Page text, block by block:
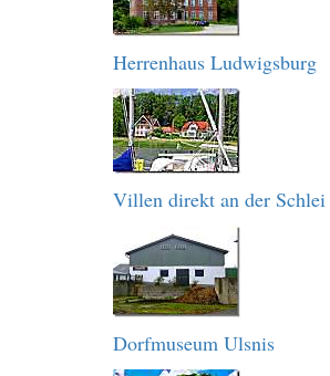
Herrenhaus Ludwigsburg
Villen direkt an der Schlei
Dorfmuseum Ulsnis